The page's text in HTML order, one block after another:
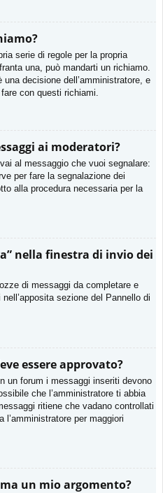
serie di regole per la propria
una, può mandarti un richiamo.
decisione dell’amministratore, e
con questi richiami.
ai moderatori?
al messaggio che vuoi segnalare:
per fare la segnalazione dei
alla procedura necessaria per la
nella finestra di invio dei
di messaggi da completare e
sezione del Pannello di
essere approvato?
un forum i messaggi inseriti devono
che l’amministratore ti abbia
ritiene che vadano controllati
per maggiori
un mio argomento?